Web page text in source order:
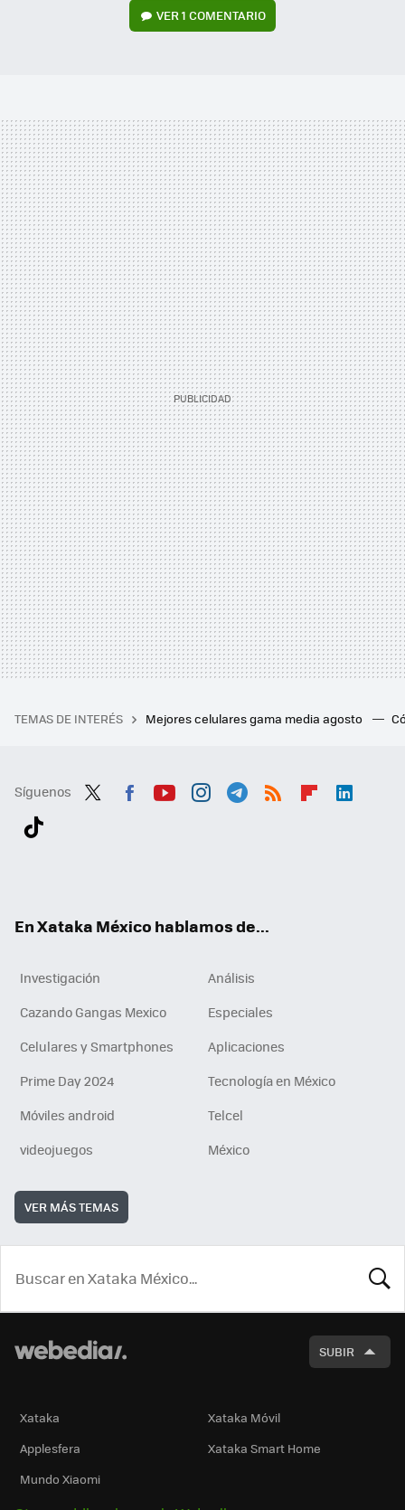
VER1 COMENTARIO
TEMAS DE INTERÉS Mejores celulares gama media agosto
Síguenos
En Xataka México hablamos de...
Investigación
Análisis
Cazando Gangas Mexico
Especiales
Celulares y Smartphones
Aplicaciones
Prime Day 2024
Tecnología en México
Móviles android
Telcel
videojuegos
México
VER MÁS TEMAS
SUBIR
Xataka
Xataka Móvil
Applesfera
Xataka Smart Home
Mundo Xiaomi